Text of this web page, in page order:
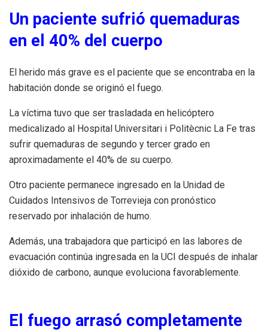
Un paciente sufrió quemaduras
en el 40% del cuerpo
El herido más grave es el paciente que se encontraba en la
habitación donde se originó el fuego.
La víctima tuvo que ser trasladada en helicóptero
medicalizado al Hospital Universitari i Politècnic La Fe tras
sufrir quemaduras de segundo y tercer grado en
aproximadamente el 40% de su cuerpo.
Otro paciente permanece ingresado en la Unidad de
Cuidados Intensivos de Torrevieja con pronóstico
reservado por inhalación de humo.
Además, una trabajadora que participó en las labores de
evacuación continúa ingresada en la UCI después de inhalar
dióxido de carbono, aunque evoluciona favorablemente.
El fuego arrasó completamente